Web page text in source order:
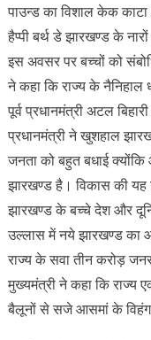
पाउन्ड का विशाल केक
हैप्पी बर्थ डे झारखण्ड के
इस अवसर पर बच्चों को
ने कहा कि राज्य के नैनिहाल
पूर्व प्रधानमंत्री अटल
प्रधानमंत्री ने खुशहाल
जनता को बहुत बधाई
झारखण्ड है। विकास की
झारखण्ड के बच्चे देश और
उल्लास में नये झारखण्ड का
राज्य के सवा तीन करोड़
मुख्यमंत्री ने कहा कि
बैलूनों से सजे आसमां के